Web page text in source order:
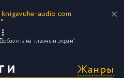
audio.com
на главный экран"
Жанры